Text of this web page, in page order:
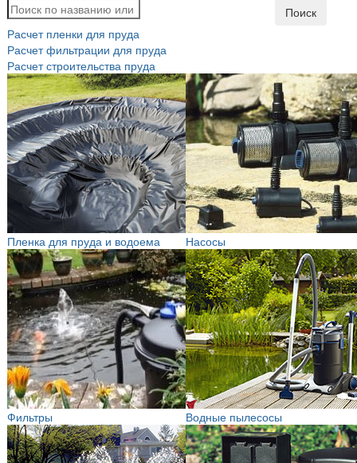
Поиск
Расчет пленки для пруда
Расчет фильтрации для пруда
Расчет строительства пруда
Пленка для пруда и водоема Насосы
Фильтры Водные пылесосы